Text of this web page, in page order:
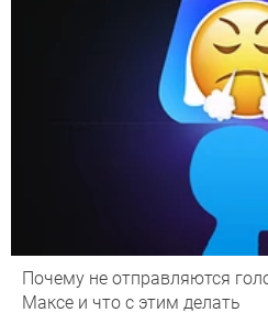
Почему не отправляются
Максе и что с этим делать